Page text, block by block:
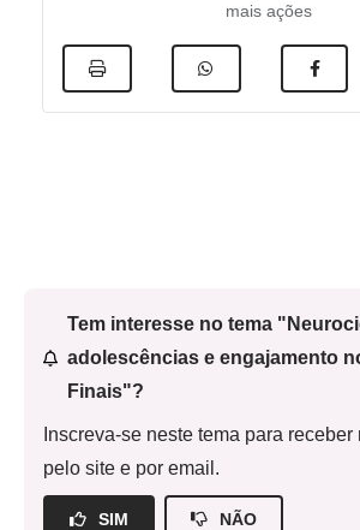
mais ações
Tem interesse no tema
adolescências e engajamento
Finais"?
Inscreva-se neste tema para
pelo site e por email.
SIM NÃO